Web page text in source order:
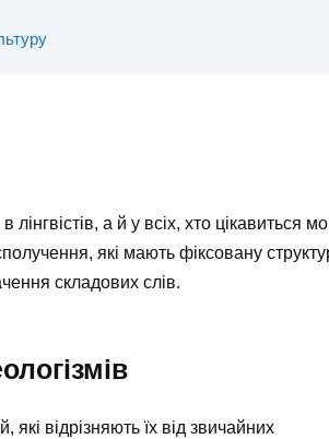
лінгвістів, а й у всіх, хто цікавиться
які мають фіксовану
складових слів.
відрізняють їх від звичайних